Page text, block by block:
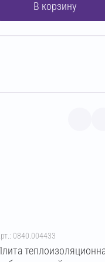
В корзину
0840.004433